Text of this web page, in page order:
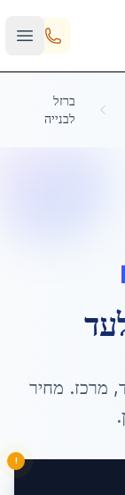
ברזל
לבנייה
, מרכז. מחיר
.
!